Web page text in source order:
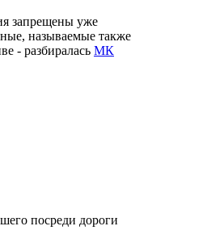
запрещены уже
называемые также
- разбиралась МК
посреди дороги